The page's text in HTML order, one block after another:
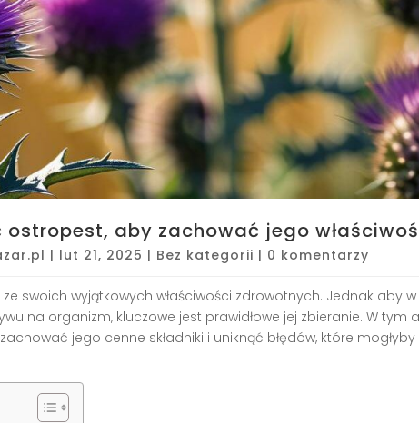
ostropest, aby zachować jego
| lut 21, 2025 | Bez kategorii | 0 komentarzy
swoich wyjątkowych właściwości zdrowotnych. Jednak aby w
na organizm, kluczowe jest prawidłowe jej zbieranie. W tym
jego cenne składniki i uniknąć błędów, które